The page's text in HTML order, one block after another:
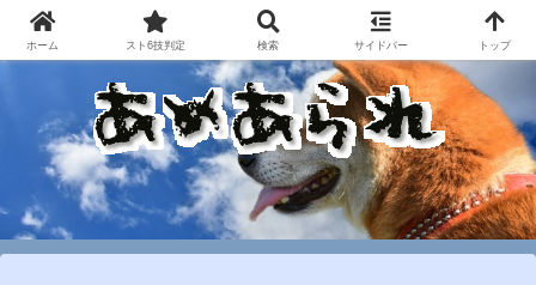
ホーム スト6技判定 検索 サイドバー トップ